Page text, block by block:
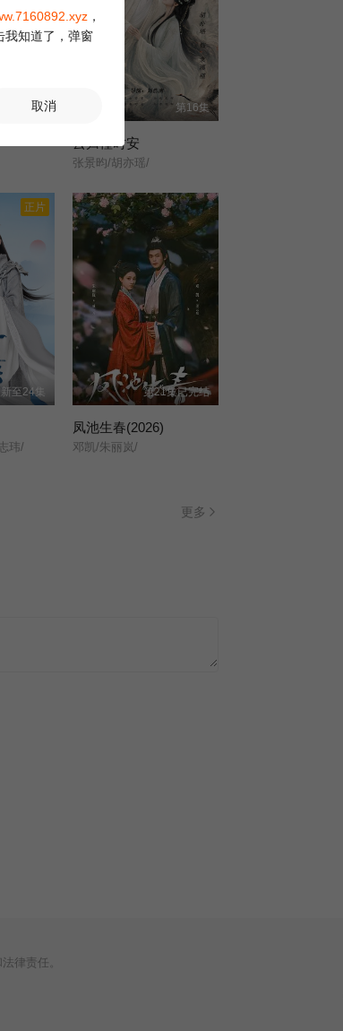
新至12集 第16集
云归槿时安
张景昀/胡亦瑶/
正片
至24集
玮/
第21集已完结
凤池生春(2026)
邓凯/朱丽岚/
更多
律责任。
，
我知道了，弹窗
取消